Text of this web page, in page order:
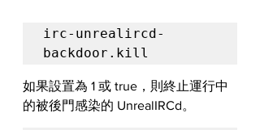
irc-unrealircd-
backdoor.kill
如果設置為 1 或 true，則終止運行中
的被後門感染的 UnrealIRCd。